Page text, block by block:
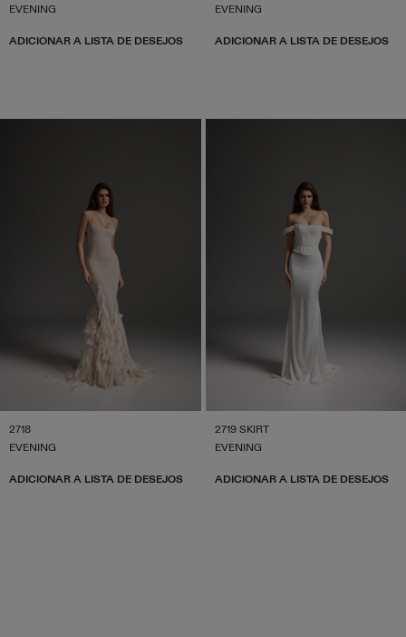
EVENING
ADICIONAR A LISTA DE DESEJOS
EVENING
ADICIONAR A LISTA DE DESEJOS
2718
EVENING
ADICIONAR A LISTA DE DESEJOS
2719 SKIRT
EVENING
ADICIONAR A LISTA DE DESEJOS